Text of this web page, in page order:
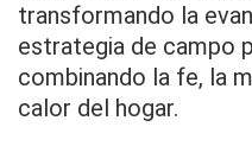
transformando la
estrategia de campo
combinando la fe, la
calor del hogar.